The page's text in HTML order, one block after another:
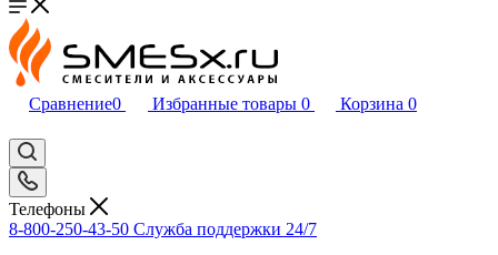
Сравнение0 Избранные товары 0 Корзина 0
Телефоны
8-800-250-43-50 Служба поддержки 24/7